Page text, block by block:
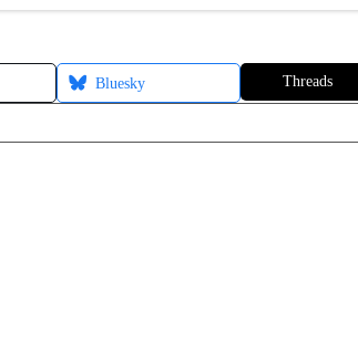
Bluesky Threads